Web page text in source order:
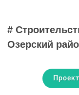
#
Озерский